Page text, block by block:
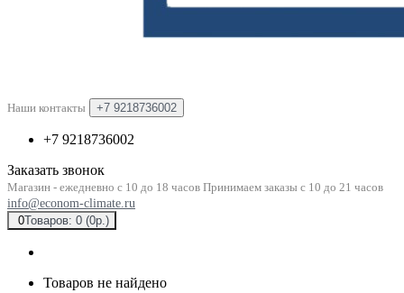
Наши контакты +7 9218736002
+7 9218736002
Заказать звонок
Магазин - ежедневно с 10 до 18 часов Принимаем заказы с 10 до 21 часов
info@econom-climate.ru
0Товаров: 0 (0р.)
Товаров не найдено